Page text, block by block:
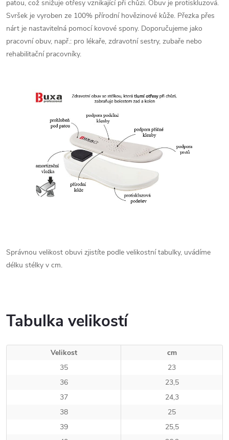
patou, což snižuje otřesy vznikající při chůzi. Obuv je protiskluzová.
Svršek je vyroben ze 100% přírodní hovězinové kůže. Přezka přes
nárt je nastavitelná pomocí kovové spony. Doporučujeme jako
pracovní obuv, např.: pro lékaře, zdravotní sestry, zubaře nebo
rehabilitační pracovníky.
Správnou velikost obuvi zjistíte podle velikostní tabulky, uvádíme
délku stélky v cm.
Tabulka velikostí
Velikost
cm
35
23
36
23,5
37
24,3
38
25
39
25,5